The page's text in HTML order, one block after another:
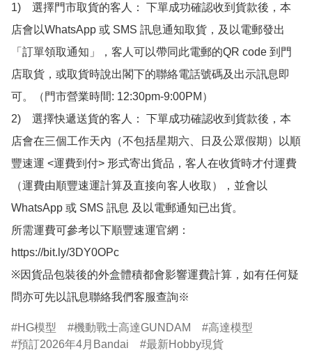
1)　選擇門市取貨的客人： 下單成功確認收到貨款後，本
店會以WhatsApp 或 SMS 訊息通知取貨，及以電郵發出
「訂單領取通知」，客人可以帶同此電郵的QR code 到門
店取貨，或取貨時說出閣下的聯絡電話號碼及出示訊息即
可。（門市營業時間: 12:30pm-9:00PM）
2)　選擇快遞送貨的客人： 下單成功確認收到貨款後，本
店會在三個工作天內（不包括星期六、日及公眾假期）以順
豐速運 <運費到付> 形式寄出貨品，客人在收貨時才付運費
（運費由順豐速運計算及直接向客人收取），並會以
WhatsApp 或 SMS 訊息 及以電郵通知已出貨。
所需運費可參考以下順豐速運官網：
https://bit.ly/3DY0OPc
※因貨品包裝後的外盒體積都會影響運費計算，如有任何疑
問亦可先以訊息聯絡我們客服查詢※
HG模型 機動戰士高達GUNDAM
高達模型
預訂2026年4月Bandai
最新Hobby現貨